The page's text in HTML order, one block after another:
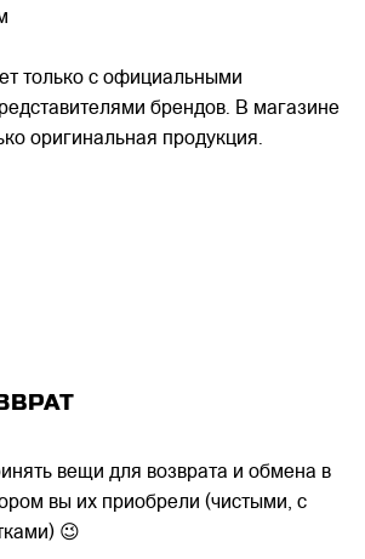
только с официальными
брендов. В магазине
оригинальная продукция.
вещи для возврата и обмена в
вы их приобрели (чистыми, с
😉